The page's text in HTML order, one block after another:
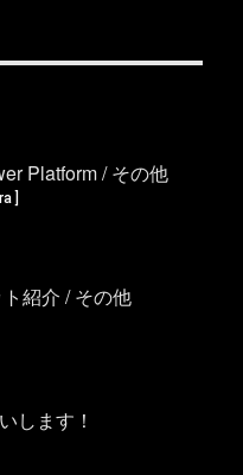
Platform / その他
紹介 / その他
します！